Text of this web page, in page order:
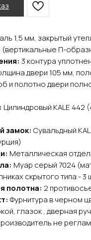
1,5 мм, закрытый
П-
3 контура
двери 105 мм,
и полотно двери
Цилиндровый KALE 442
замок: Сувальдный
Металлическая
Муар серый 7024
скрытого типа - 3
полотна: 2
Фурнитура в черном
глазок , дверная
не